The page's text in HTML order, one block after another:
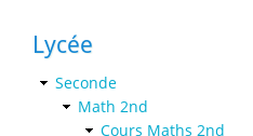
Lycée
Seconde
Math 2nd
Cours Maths 2nd